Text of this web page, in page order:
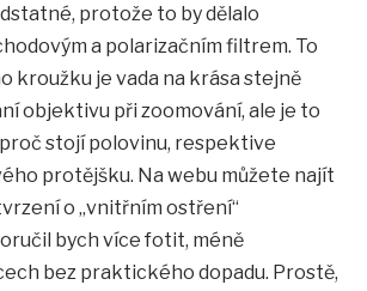
protože to by dělalo
a polarizačním filtrem. To
kroužku je vada na krása stejně
objektivu při zoomování, ale je to
proč stojí polovinu, respektive
protějšku. Na webu můžete najít
o „vnitřním ostření“
bych více fotit, méně
bez praktického dopadu. Prostě,